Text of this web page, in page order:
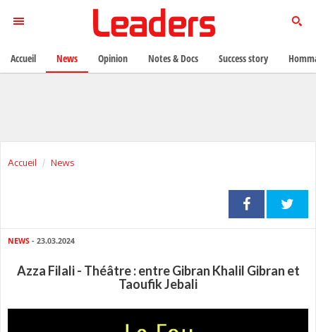
Accueil News
NEWS - 23.03.2024
Azza Filali - Théâtre : entre Gibran Khalil Gibran et
Taoufik Jebali
Accueil News Opinion Notes & Docs Success story